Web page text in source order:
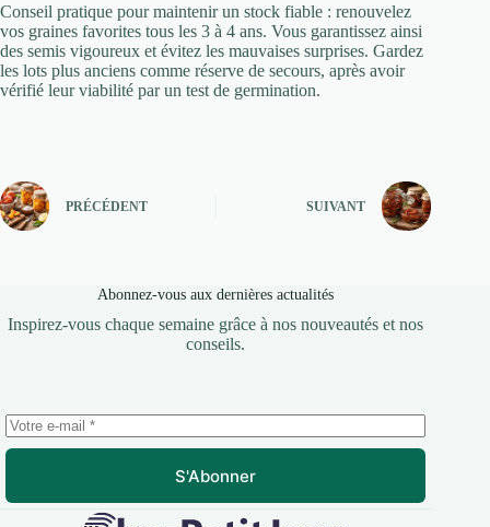
Conseil pratique pour maintenir un stock fiable : renouvelez
vos graines favorites tous les 3 à 4 ans. Vous garantissez ainsi
des semis vigoureux et évitez les mauvaises surprises. Gardez
les lots plus anciens comme réserve de secours, après avoir
vérifié leur viabilité par un test de germination.
PRÉCÉDENT SUIVANT
Abonnez-vous aux dernières actualités
Inspirez-vous chaque semaine grâce à nos nouveautés et nos
conseils.
S'Abonner